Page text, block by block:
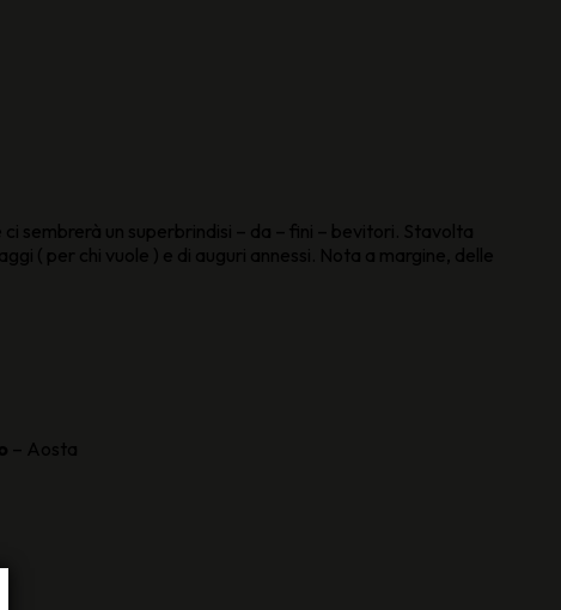
sembrerà un superbrindisi – da – fini – bevitori. Stavolta
( per chi vuole ) e di auguri annessi. Nota a margine, delle
– Aosta